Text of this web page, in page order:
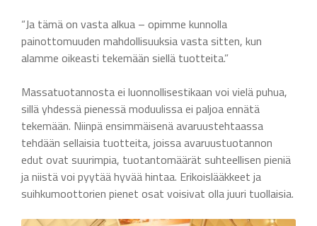
“Ja tämä on vasta alkua – opimme kunnolla
painottomuuden mahdollisuuksia vasta sitten, kun
alamme oikeasti tekemään siellä tuotteita.”
Massatuotannosta ei luonnollisestikaan voi vielä puhua,
sillä yhdessä pienessä moduulissa ei paljoa ennätä
tekemään. Niinpä ensimmäisenä avaruustehtaassa
tehdään sellaisia tuotteita, joissa avaruustuotannon
edut ovat suurimpia, tuotantomäärät suhteellisen pieniä
ja niistä voi pyytää hyvää hintaa. Erikoislääkkeet ja
suihkumoottorien pienet osat voisivat olla juuri tuollaisia.